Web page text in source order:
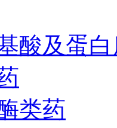
酸及蛋
类药